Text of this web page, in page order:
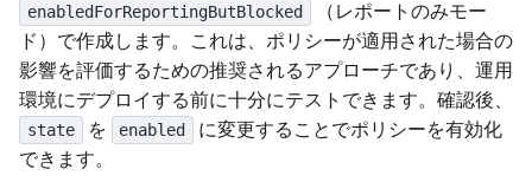
enabledForReportingButBlocked
（レポートのみモー
ド）で作成します。これは、ポリシーが適用された場合の
影響を評価するための推奨されるアプローチであり、運用
環境にデプロイする前に十分にテストできます。確認後、
state を enabled
に変更することでポリシーを有効化
できます。